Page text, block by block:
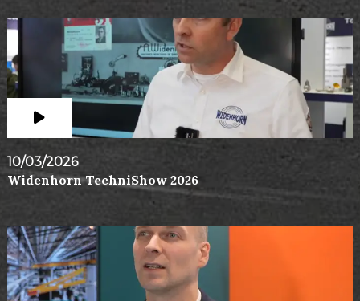
10/03/2026
Widenhorn TechniShow 2026